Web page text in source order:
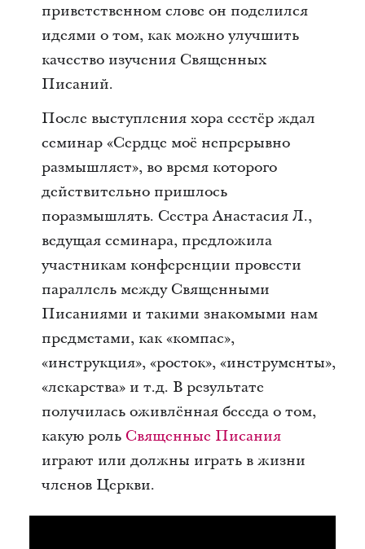
приветственном слове он поделился
идеями о том, как можно улучшить
качество изучения Священных
Писаний.
После выступления хора сестёр ждал
семинар «Сердце моё непрерывно
размышляет», во время которого
действительно пришлось
поразмышлять. Сестра Анастасия Л.,
ведущая семинара, предложила
участникам конференции провести
параллель между Священными
Писаниями и такими знакомыми нам
предметами, как «компас»,
«инструкция», «росток», «инструменты»,
«лекарства» и т.д. В результате
получилась оживлённая беседа о том,
какую роль Священные Писания
играют или должны играть в жизни
членов Церкви.